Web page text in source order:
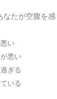
なたが空腹を
い
悪い
ぎる
いる